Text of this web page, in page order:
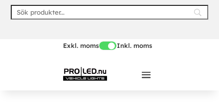
Skip
Exkl. moms Inkl. moms